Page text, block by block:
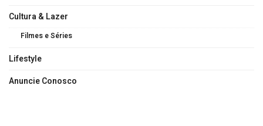
Cultura & Lazer
Filmes e Séries
Lifestyle
Anuncie Conosco